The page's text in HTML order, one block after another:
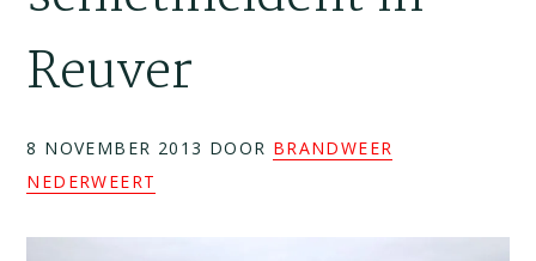
Reuver
8 NOVEMBER 2013 DOOR BRANDWEER
NEDERWEERT